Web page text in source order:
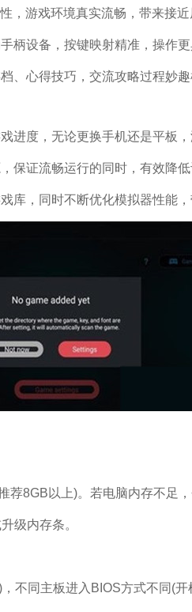
，游戏环境真实流畅，带来接近
柄设备，按键映射精准，操作更
、心得技巧，交流攻略过程妙趣
进度，无论更换手机还是平板，
保证流畅运行的同时，有效降低
库，同时不断优化模拟器性能，
8GB以上)。若电脑内存不足，
级内存条。
不同主板进入BIOS方式不同(开